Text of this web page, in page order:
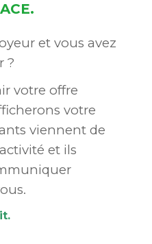
et vous avez
?
votre offre
votre
viennent de
et ils